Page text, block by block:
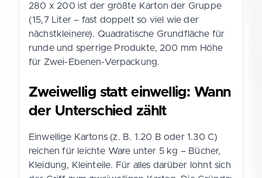
280 x 200 ist der größte Karton der Gruppe
(15,7 Liter – fast doppelt so viel wie der
nächstkleinere). Quadratische Grundfläche für
runde und sperrige Produkte, 200 mm Höhe
für Zwei-Ebenen-Verpackung.
Zweiwellig statt einwellig: Wann
der Unterschied zählt
Einwellige Kartons (z. B. 1.20 B oder 1.30 C)
reichen für leichte Ware unter 5 kg – Bücher,
Kleidung, Kleinteile. Für alles darüber lohnt sich